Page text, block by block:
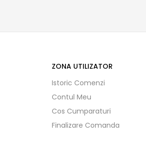
ZONA UTILIZATOR
Istoric Comenzi
Contul Meu
Cos Cumparaturi
Finalizare Comanda